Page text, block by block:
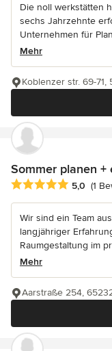
Die noll werkstätten
sechs Jahrzehnte
Unternehmen für
Mehr
Koblenzer str. 69-71,
Sommer planen +
Durchschnittliche
5,0 (1
Wir sind ein Team
langjähriger
Raumgestaltung im
Mehr
Aarstraße 254,